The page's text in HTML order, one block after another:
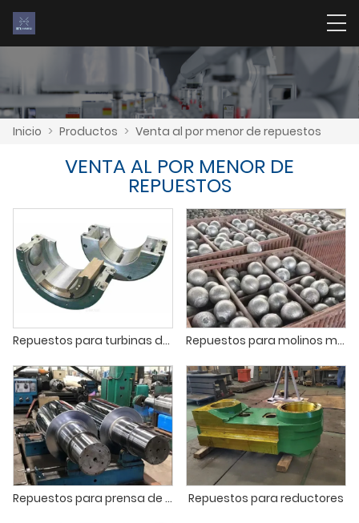
Inicio > Productos > Venta al por menor de repuestos
VENTA AL POR MENOR DE
REPUESTOS
Repuestos para turbinas de vapor Repuestos para molinos mineros
Repuestos para prensa de rodillos Repuestos para reductores